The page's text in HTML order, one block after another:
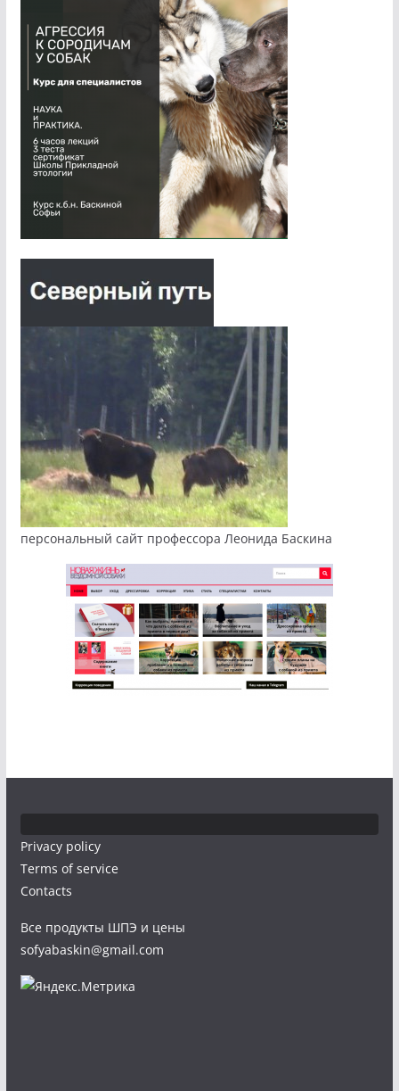
персональный сайт профессора Леонида Баскина
Privacy policy
Terms of service
Contacts
Все продукты ШПЭ и цены
sofyabaskin@gmail.com